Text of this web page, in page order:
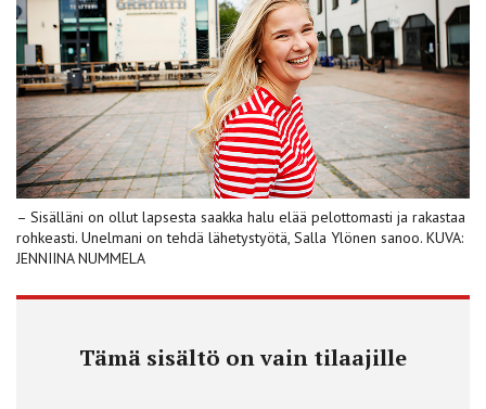
– Sisälläni on ollut lapsesta saakka halu elää pelottomasti ja rakastaa
rohkeasti. Unelmani on tehdä lähetystyötä, Salla Ylönen sanoo. KUVA:
JENNIINA NUMMELA
Tämä sisältö on vain tilaajille